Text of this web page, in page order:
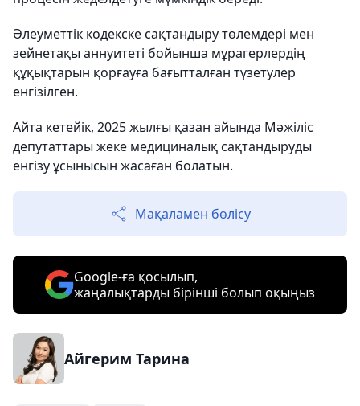
Әлеуметтік кодекске сақтандыру төлемдері мен
зейнетақы аннуитеті бойынша мұрагерлердің
құқықтарын қорғауға бағытталған түзетулер
енгізілген.
Айта кетейік, 2025 жылғы қазан айында Мәжіліс
депутаттары жеке медициналық сақтандыруды
енгізу ұсынысын жасаған болатын.
Мақаламен бөлісу
Google-ға қосылып,
жаңалықтарды бірінші болып оқыңыз
Айгерим Тарина